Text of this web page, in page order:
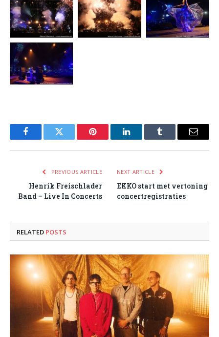
FacebookTwitter Pinterest LinkedInTumblr Email
PREVIOUS ARTICLE
Henrik Freischlader
Band – Live In Concerts
NEXT ARTICLE
EKKO start met vertoning
concertregistraties
RELATED POSTS